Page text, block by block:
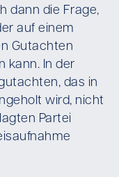
dann die Frage,
auf einem
Gutachten
kann. In der
das in
wird, nicht
Partei